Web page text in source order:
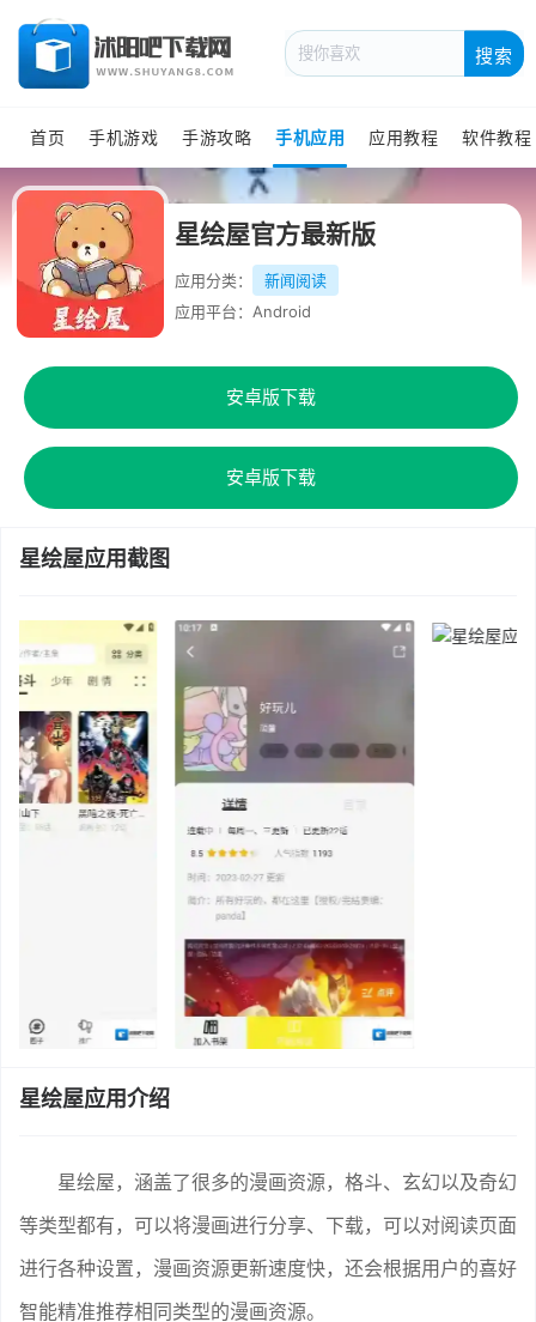
搜索
首页 手机游戏 手游攻略 手机应用 应用教程 软件教程
星绘屋官方最新版
应用分类：
新闻阅读
应用平台：Android
安卓版下载
安卓版下载
星绘屋应用截图
星绘屋应用介绍
星绘屋，涵盖了很多的漫画资源，格斗、玄幻以及奇幻
等类型都有，可以将漫画进行分享、下载，可以对阅读页面
进行各种设置，漫画资源更新速度快，还会根据用户的喜好
智能精准推荐相同类型的漫画资源。